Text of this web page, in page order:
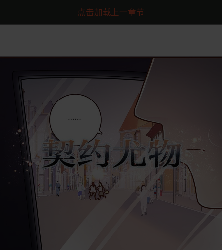
点击加载上一章节